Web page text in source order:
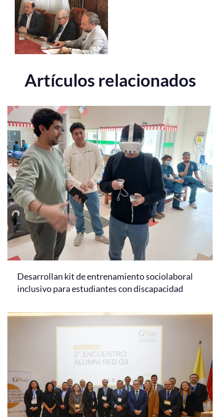
Artículos relacionados
Desarrollan kit de entrenamiento sociolaboral
inclusivo para estudiantes con discapacidad